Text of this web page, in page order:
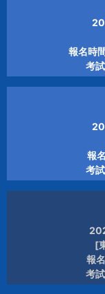
報名時
考
報
考
[
報
考